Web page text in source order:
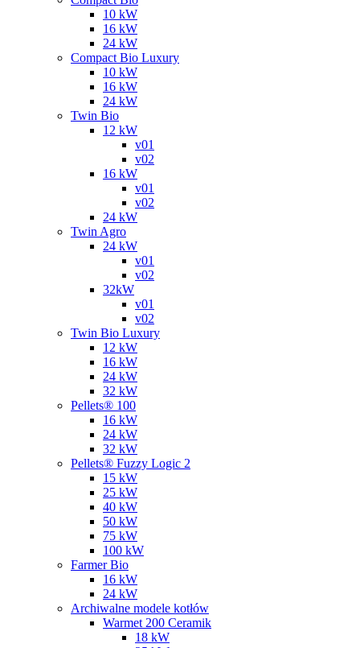
10 kW
16 kW
24 kW
Compact Bio Luxury
10 kW
16 kW
24 kW
Twin Bio
12 kW
v01
v02
16 kW
v01
v02
24 kW
Twin Agro
24 kW
v01
v02
32kW
v01
v02
Twin Bio Luxury
12 kW
16 kW
24 kW
32 kW
Pellets® 100
16 kW
24 kW
32 kW
Pellets® Fuzzy Logic 2
15 kW
25 kW
40 kW
50 kW
75 kW
100 kW
Farmer Bio
16 kW
24 kW
Archiwalne modele kotłów
Warmet 200 Ceramik
18 kW